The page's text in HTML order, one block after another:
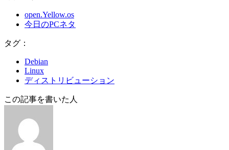
open.Yellow.os
今日のPCネタ
タグ：
Debian
Linux
ディストリビューション
この記事を書いた人